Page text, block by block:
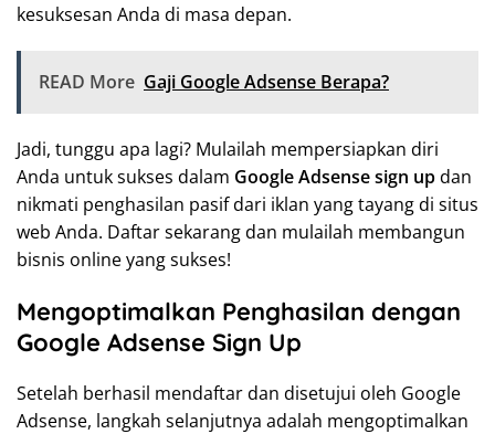
kesuksesan Anda di masa depan.
READ More Gaji Google Adsense Berapa?
Jadi, tunggu apa lagi? Mulailah mempersiapkan diri
Anda untuk sukses dalam Google Adsense sign updan
nikmati penghasilan pasif dari iklan yang tayang di situs
web Anda. Daftar sekarang dan mulailah membangun
bisnis online yang sukses!
Mengoptimalkan Penghasilan dengan
Google Adsense Sign Up
Setelah berhasil mendaftar dan disetujui oleh Google
Adsense, langkah selanjutnya adalah mengoptimalkan